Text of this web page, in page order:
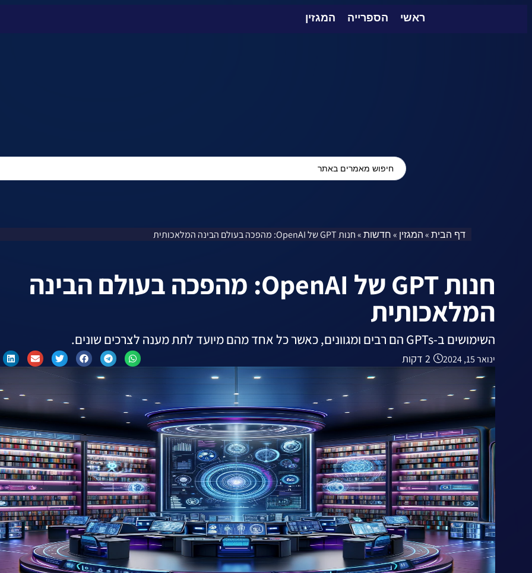
ראשי הספרייה המגזין
דף הבית»המגזין »חדשות»חנות GPT של OpenAI: מהפכה בעולם הבינה המלאכותית
חנות GPT של OpenAI: מהפכה בעולם הבינה
המלאכותית
השימושים ב-GPTs הם רבים ומגוונים, כאשר כל אחד מהם מיועד לתת מענה לצרכים שונים.
ינואר 15, 2024 2 דקות